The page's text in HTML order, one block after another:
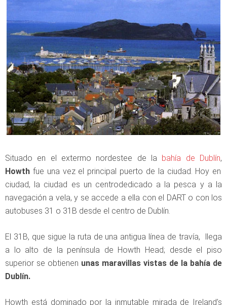
Situado en el extermo nordestee de la bahía de Dublín,
Howth fue una vez el principal puerto de la ciudad. Hoy en
ciudad, la ciudad es un centrodedicado a la pesca y a la
navegación a vela, y se accede a ella con el DART o con los
autobuses 31 o 31B desde el centro de Dublín.
El 31B, que sigue la ruta de una antigua línea de travía, llega
a lo alto de la península de Howth Head; desde el piso
superior se obtienen unas maravillas vistas de la bahía de
Dublín.
Howth está dominado por la inmutable mirada de Ireland’s